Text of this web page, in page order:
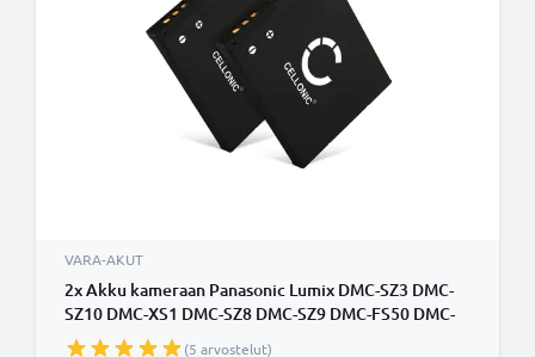
VARA-AKUT
2x Akku kameraan Panasonic Lumix DMC-SZ3 DMC-
SZ10 DMC-XS1 DMC-SZ8 DMC-SZ9 DMC-FS50 DMC-
F5 DMC-XS3 - DMW-BCL7 DMW-BCL7e (600mAh,
(5 arvostelut)